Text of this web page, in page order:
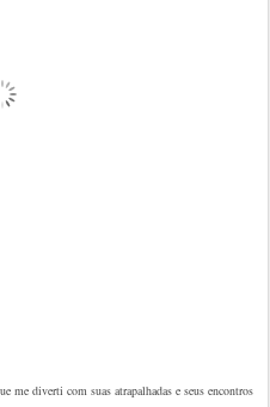
me diverti com suas atrapalhadas e seus encontros